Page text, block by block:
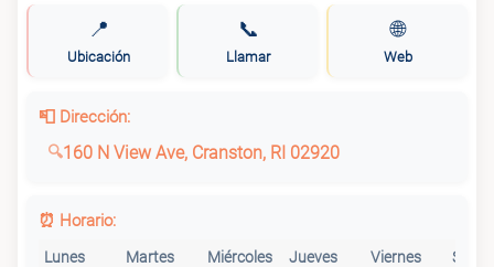
📍
Ubicación
📞
Llamar
🌐
Web
📮 Dirección:
160 N View Ave, Cranston, RI 02920
⏰ Horario:
Lunes Martes Miércoles Jueves Viernes